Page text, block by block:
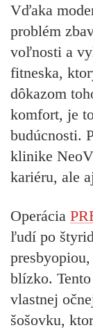
Vďaka
problém
voľnosti a
fitneska,
dôkazom
komfort, je
budúcnosti.
klinike
kariéru, ale
Operácia
ľudí po
blízko.
vlastnej
šošovku,